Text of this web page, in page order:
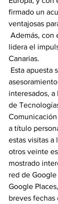
firmado un
ventajosas
lidera el
Canarias.
interesados,
de
a título
estas visitas a
otros veinte
mostrado
red de
Google
breves fechas